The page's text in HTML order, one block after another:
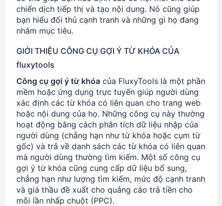
chiến dịch tiếp thị và tạo nội dung. Nó cũng giúp
bạn hiểu đối thủ cạnh tranh và những gì họ đang
nhắm mục tiêu.
GIỚI THIỆU CÔNG CỤ GỢI Ý TỪ KHÓA CỦA
fluxytools
Công cụ gợi ý từ khóa của FluxyTools là một phần
mềm hoặc ứng dụng trực tuyến giúp người dùng
xác định các từ khóa có liên quan cho trang web
hoặc nội dung của họ. Những công cụ này thường
hoạt động bằng cách phân tích dữ liệu nhập của
người dùng (chẳng hạn như từ khóa hoặc cụm từ
gốc) và trả về danh sách các từ khóa có liên quan
mà người dùng thường tìm kiếm. Một số công cụ
gợi ý từ khóa cũng cung cấp dữ liệu bổ sung,
chẳng hạn như lượng tìm kiếm, mức độ cạnh tranh
và giá thầu đề xuất cho quảng cáo trả tiền cho
mỗi lần nhấp chuột (PPC).